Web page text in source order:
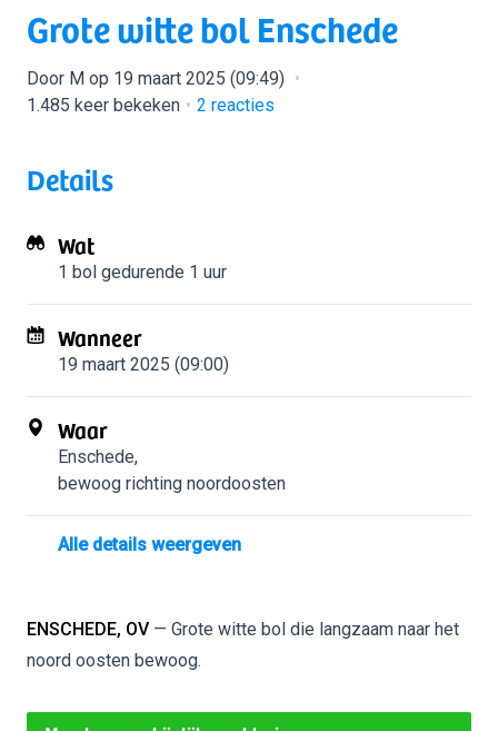
Grote witte bol Enschede
Door M op 19 maart 2025 (09:49)
1.485 keer bekeken
2 reacties
Details
Wat
1 bol gedurende 1 uur
Wanneer
19 maart 2025 (09:00)
Waar
Enschede,
bewoog richting noordoosten
Alle details weergeven
ENSCHEDE, OV — Grote witte bol die langzaam naar het
noord oosten bewoog.